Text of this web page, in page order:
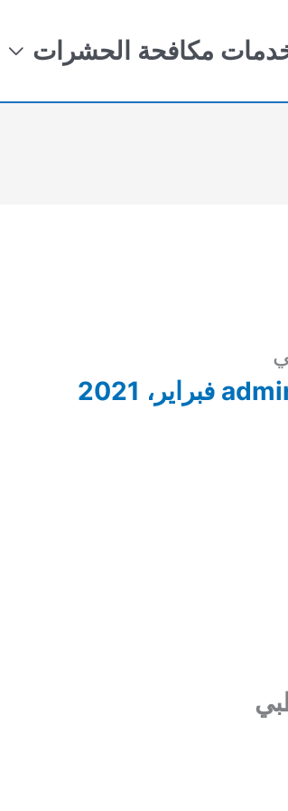
مكافحة الحشرات